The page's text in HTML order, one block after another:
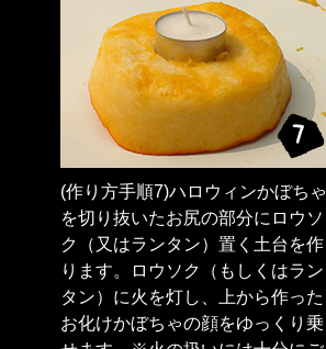
(作り方手順7)ハロウィンかぼちゃ
を切り抜いたお尻の部分にロウソ
ク（又はランタン）置く土台を作
ります。ロウソク（もしくはラン
タン）に火を灯し、上から作った
お化けかぼちゃの顔をゆっくり乗